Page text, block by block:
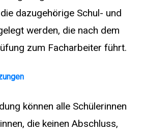
dazugehörige Schul- und
werden, die nach dem
zum Facharbeiter führt.
können alle Schülerinnen
die keinen Abschluss,